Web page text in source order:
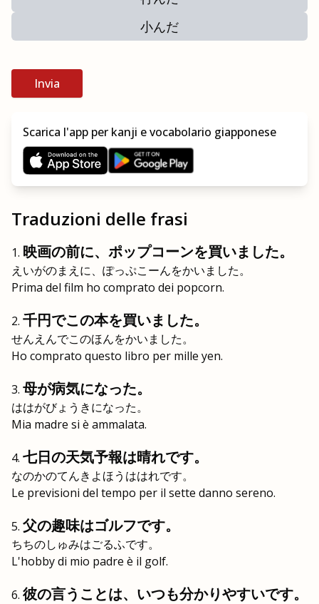
小んだ
Invia
Scarica l'app per kanji e vocabolario giapponese
Traduzioni delle frasi
映画の前に、ポップコーンを買いました。
えいがのまえに、ぽっぷこーんをかいました。
Prima del film ho comprato dei popcorn.
千円でこの本を買いました。
せんえんでこのほんをかいました。
Ho comprato questo libro per mille yen.
母が病気になった。
ははがびょうきになった。
Mia madre si è ammalata.
七日の天気予報は晴れです。
なのかのてんきよほうははれです。
Le previsioni del tempo per il sette danno sereno.
父の趣味はゴルフです。
ちちのしゅみはごるふです。
L'hobby di mio padre è il golf.
彼の言うことは、いつも分かりやすいです。